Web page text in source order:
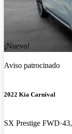
¡Nuevo!
Aviso patrocinado
2022 Kia Carnival
SX Prestige FWD